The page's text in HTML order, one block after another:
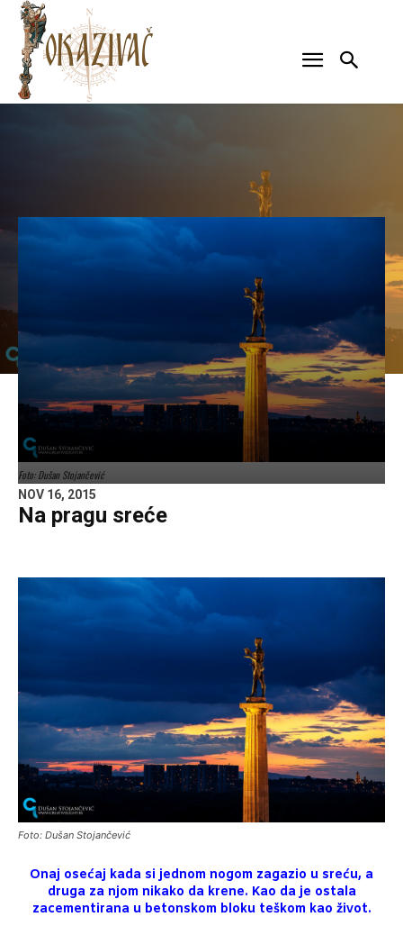
Foto: Dušan Stojančević
NOV 16, 2015
Na pragu sreće
Foto: Dušan Stojančević
Onaj osećaj kada si jednom nogom zagazio u sreću, a
druga za njom nikako da krene. Kao da je ostala
zacementirana u betonskom bloku teškom kao život.